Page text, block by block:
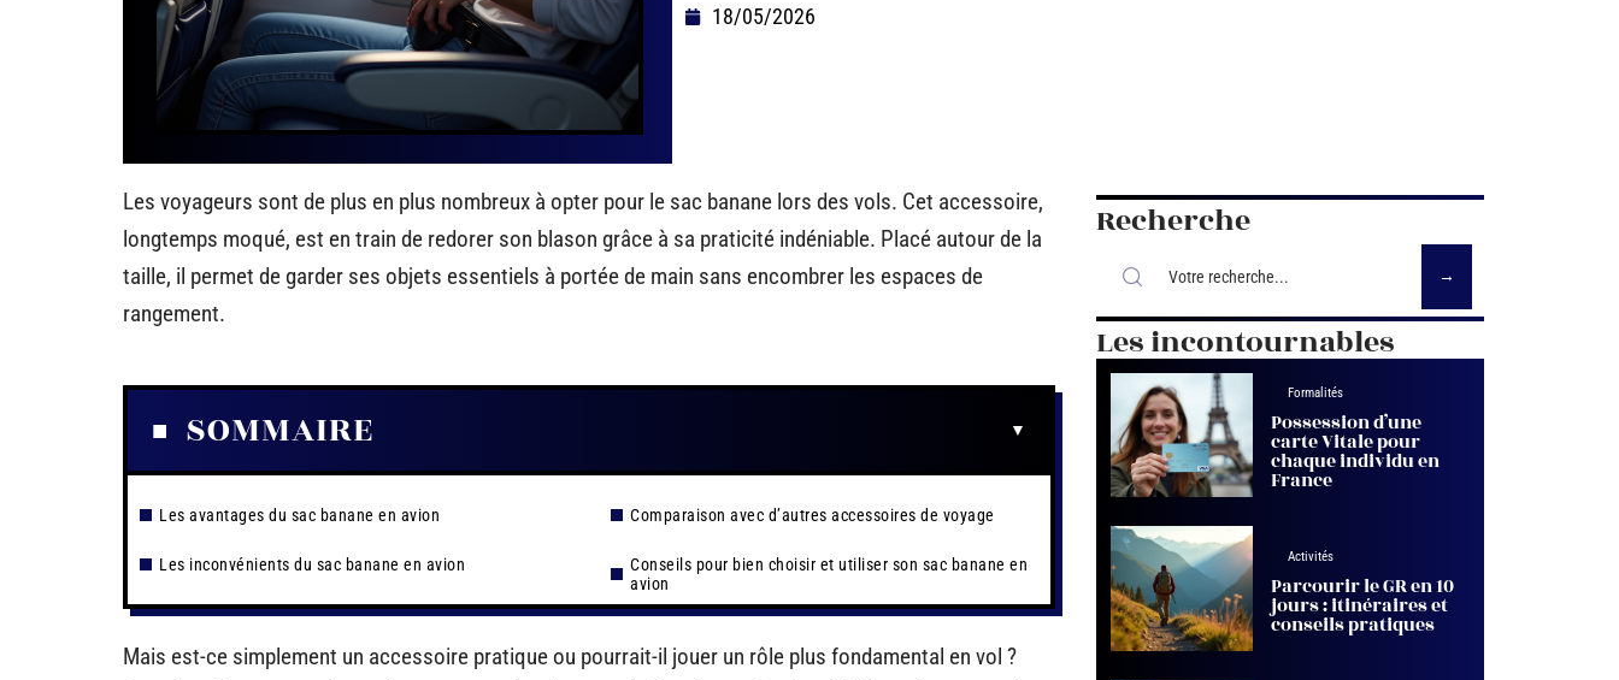
18/05/2026
Les voyageurs sont de plus en plus nombreux à opter pour le sac banane lors des vols. Cet accessoire,
longtemps moqué, est en train de redorer son blason grâce à sa praticité indéniable. Placé autour de la
taille, il permet de garder ses objets essentiels à portée de main sans encombrer les espaces de
rangement.
SOMMAIRE
Les avantages du sac banane en avion
Les inconvénients du sac banane en avion
Comparaison avec d’autres accessoires de voyage
Conseils pour bien choisir et utiliser son sac banane en
avion
Mais est-ce simplement un accessoire pratique ou pourrait-il jouer un rôle plus fondamental en vol ?
Recherche
Les incontournables
Formalités
Possession d’une
carte Vitale pour
chaque individu en
France
Activités
Parcourir le GR en 10
jours : itinéraires et
conseils pratiques